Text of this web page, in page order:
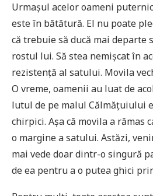
Urmașul acelor oameni
este în bătătură. El nu poate
că trebuie să ducă mai departe
rostul lui. Să stea nemișcat în
rezistență al satului. Movila
O vreme, oamenii au luat de
lutul de pe malul Călmățuiului
chirpici. Așa că movila a rămas
o margine a satului. Astăzi,
mai vede doar dintr-o singură
de ea pentru a o putea ghici